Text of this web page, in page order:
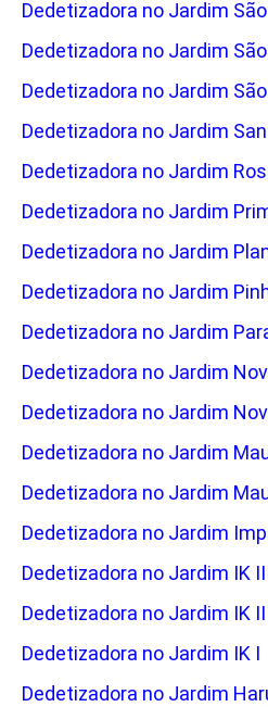
Dedetizadora no Jardim
Dedetizadora no Jardim
Dedetizadora no Jardim
Dedetizadora no Jardim
Dedetizadora no Jardim
Dedetizadora no Jardim
Dedetizadora no Jardim
Dedetizadora no Jardim
Dedetizadora no Jardim
Dedetizadora no Jardim
Dedetizadora no Jardim
Dedetizadora no Jardim
Dedetizadora no Jardim
Dedetizadora no Jardim
Dedetizadora no Jardim IK
Dedetizadora no Jardim IK II
Dedetizadora no Jardim IK I
Dedetizadora no Jardim